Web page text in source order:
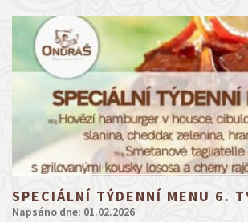
SPECIÁLNÍ TÝDENNÍ MENU 6.
Napsáno dne: 01.02.2026